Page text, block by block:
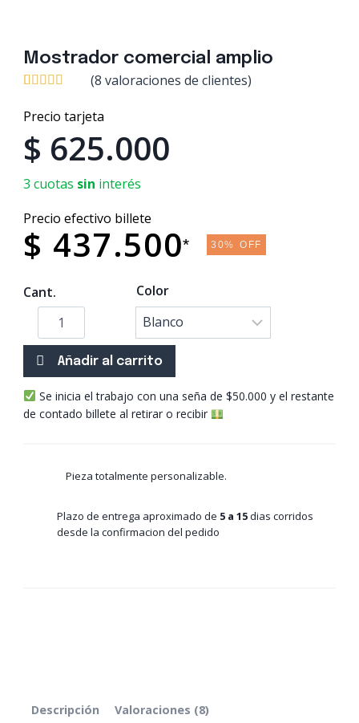
Mostrador comercial amplio
con5.00de
5 en base a
valoraciones
de clientes
(8 valoraciones de clientes)
Precio tarjeta
$ 625.000
3 cuotas sin interés
Precio efectivo billete
$ 437.500* 30% OFF
Cant. Color
Añadir al carrito
Se inicia el trabajo con una seña de $50.000 yel restante
de contado billete al retirar o recibir
Pieza totalmente personalizable.
Plazo de entrega aproximado de 5 a 15dias corridos
desde la confirmacion del pedido
Descripción Valoraciones (8)